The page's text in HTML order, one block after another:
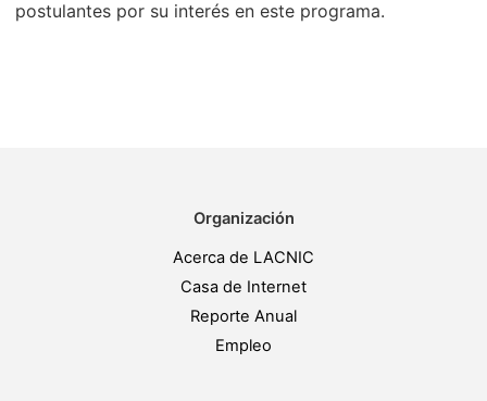
postulantes por su interés en este programa.
Organización
Acerca de LACNIC
Casa de Internet
Reporte Anual
Empleo